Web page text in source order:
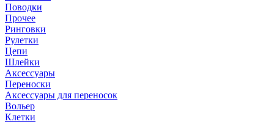
Поводки
Прочее
Ринговки
Рулетки
Цепи
Шлейки
Аксессуары
Переноски
Аксессуары для переносок
Вольер
Клетки